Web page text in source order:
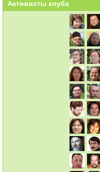
Активисты клуба